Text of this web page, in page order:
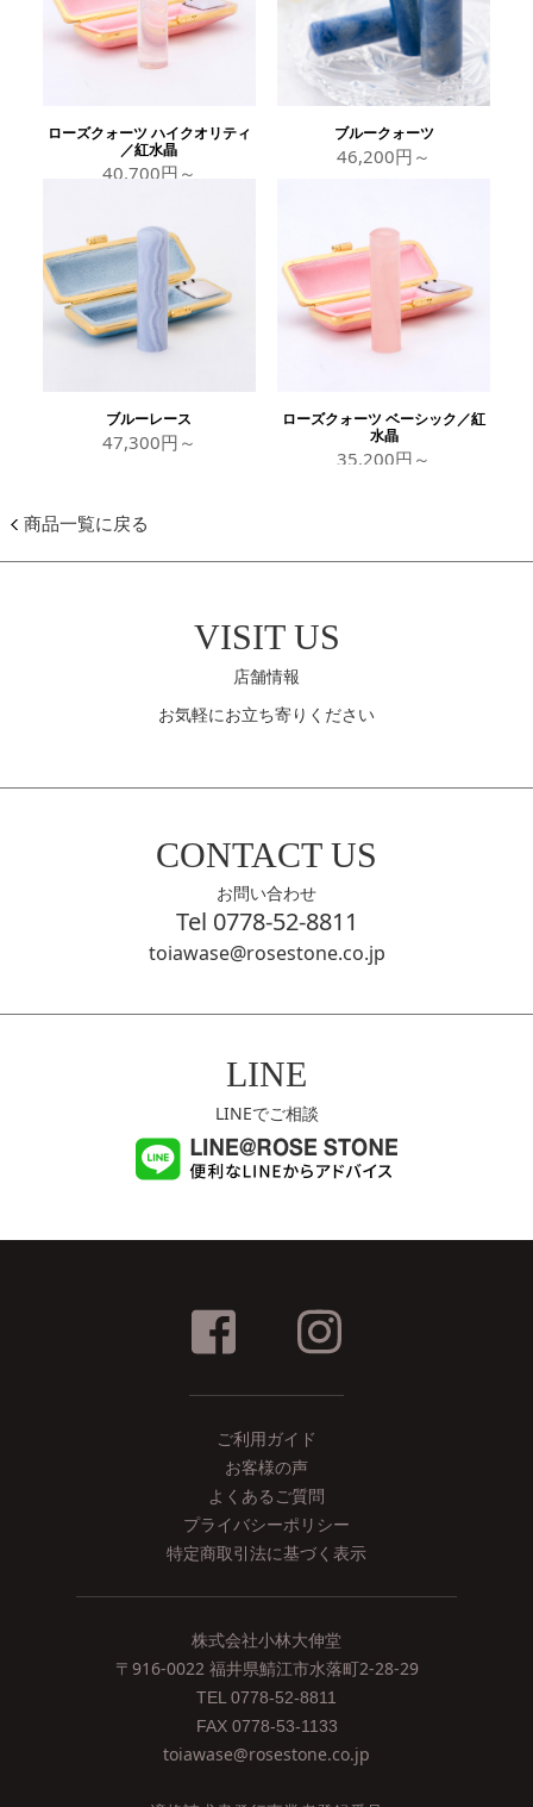
ローズクォーツ ハイクオリティ
／紅水晶
40,700円～
ブルークォーツ
46,200円～
ブルーレース
47,300円～
ローズクォーツ ベーシック／紅
水晶
35,200円～
商品一覧に戻る
VISIT US
店舗情報
お気軽にお立ち寄りください
CONTACT US
お問い合わせ
Tel 0778-52-8811
toiawase@rosestone.co.jp
LINE
LINEでご相談
ご利用ガイド
お客様の声
よくあるご質問
プライバシーポリシー
特定商取引法に基づく表示
株式会社小林大伸堂
〒916-0022 福井県鯖江市水落町2-28-29
TEL 0778-52-8811
FAX 0778-53-1133
toiawase@rosestone.co.jp